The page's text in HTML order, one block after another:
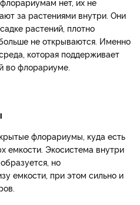
за растениями внутри. Они
растений, плотно
не открываются. Именно
которая поддерживает
во флорариуме.
флорариумы, куда есть
емкости. Экосистема внутри
но
емкости, при этом сильно и